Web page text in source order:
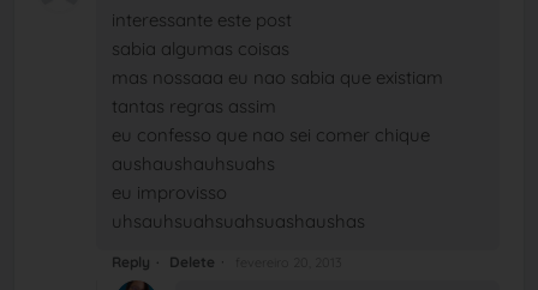
interessante este post
sabia algumas coisas
mas nossaaa eu nao sabia que existiam
tantas regras assim
eu confesso que nao sei comer chique
aushaushauhsuahs
eu improvisso
uhsauhsuahsuahsuashaushas
Reply Delete